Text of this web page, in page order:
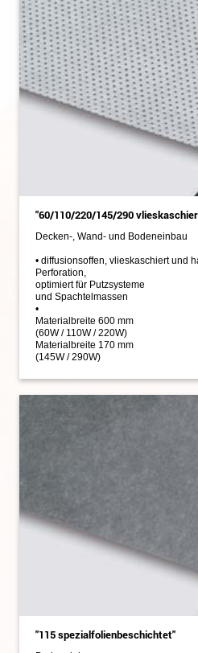
"60/110/220/145/290
Decken-, Wand- und Bodeneinbau
• diffusionsoffen, vlieskaschiert und
Perforation,
optimiert für Putzsysteme
und Spachtelmassen
•
Materialbreite 600 mm
(60W / 110W / 220W)
Materialbreite 170 mm
(145W / 290W)
"115 spezialfolienbeschichtet"